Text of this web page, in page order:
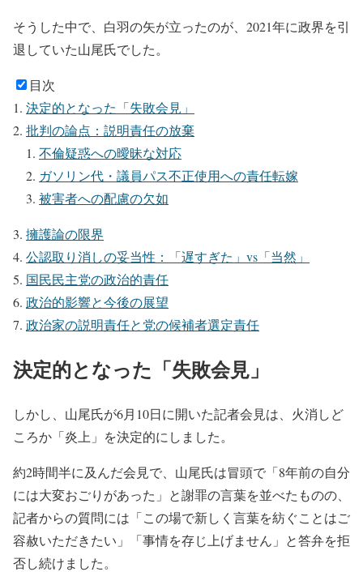
そうした中で、白羽の矢が立ったのが、2021年に政界を引
退していた山尾氏でした。
目次
決定的となった「失敗会見」
批判の論点：説明責任の放棄
不倫疑惑への曖昧な対応
ガソリン代・議員パス不正使用への責任転嫁
被害者への配慮の欠如
擁護論の限界
公認取り消しの妥当性：「遅すぎた」vs「当然」
国民民主党の政治的責任
政治的影響と今後の展望
政治家の説明責任と党の候補者選定責任
決定的となった「失敗会見」
しかし、山尾氏が6月10日に開いた記者会見は、火消しど
ころか「炎上」を決定的にしました。
約2時間半に及んだ会見で、山尾氏は冒頭で「8年前の自分
には大変おごりがあった」と謝罪の言葉を並べたものの、
記者からの質問には「この場で新しく言葉を紡ぐことはご
容赦いただきたい」「事情を存じ上げません」と答弁を拒
否し続けました。